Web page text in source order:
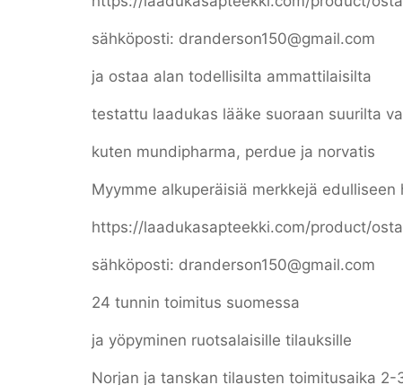
sähköposti: dranderson150@gmail.com
ja ostaa alan todellisilta ammattilaisilta
testattu laadukas lääke suoraan suurilta
kuten mundipharma, perdue ja norvatis
Myymme alkuperäisiä merkkejä edulliseen
https://laadukasapteekki.com/product/
sähköposti: dranderson150@gmail.com
24 tunnin toimitus suomessa
ja yöpyminen ruotsalaisille tilauksille
Norjan ja tanskan tilausten toimitusaika 2-